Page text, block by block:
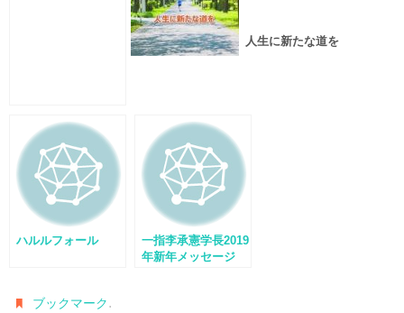
人生に新たな道を
ハルルフォール
一指李承憲学長2019
年新年メッセージ
ブックマーク.